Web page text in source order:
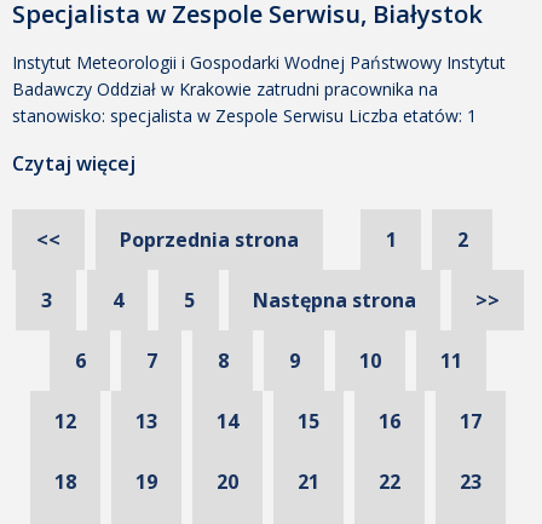
Specjalista w Zespole Serwisu, Białystok
Instytut Meteorologii i Gospodarki Wodnej Państwowy Instytut
Badawczy Oddział w Krakowie zatrudni pracownika na
stanowisko: specjalista w Zespole Serwisu Liczba etatów: 1
Pomiarowo-Obserwacyjnej w Białymstoku Wymagania:
mechatronika, elektromechanika, elektrotechnika i pokrewnych,
dyspozycyjność (częste wyjazdy służbowe), […]
Czytaj więcej
<< Poprzednia strona
Następna strona >>
1 2
3 4 5
6 7 8 9 10 11
12 13 14 15 16 17
18 19 20 21 22 23